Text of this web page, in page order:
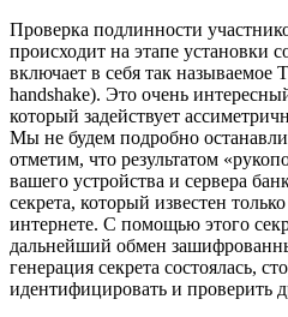
Проверка подлинности
происходит на этапе установки
включает в себя так называемое
handshake). Это очень
который задействует
Мы не будем подробно
отметим, что результатом
вашего устройства и сервера
секрета, который известен
интернете. С помощью этого
дальнейший обмен
генерация секрета состоялась,
идентифицировать и проверить